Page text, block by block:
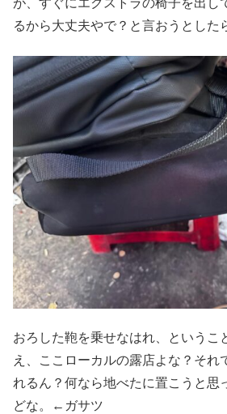
が、すぐにエクストラの椅子を出し
るから大丈夫やで？と言おうとした
おろした鞄を乗せなはれ、というこ
え、ここローカルの露店よな？それ
れるん？何なら地べたに置こうと思
どな。←ガサツ